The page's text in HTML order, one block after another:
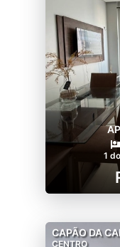
1
CAPÃO DA
CENTRO